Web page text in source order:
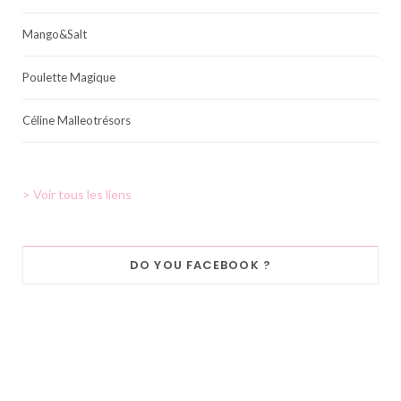
Mango&Salt
Poulette Magique
Céline Malleotrésors
> Voir tous les liens
DO YOU FACEBOOK ?